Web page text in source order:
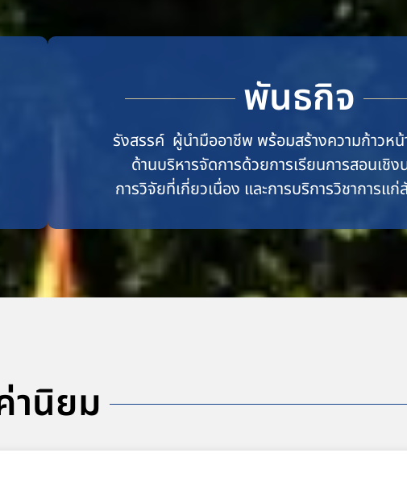
พันธกิจ
รังสรรค์ ผู้นำมืออาชีพ พร้อมสร้างความก้าวหน้
ด้านบริหารจัดการด้วยการเรียนการสอนเชิ
การวิจัยที่เกี่ยวเนื่อง และการบริการวิชาการแ
านิยม